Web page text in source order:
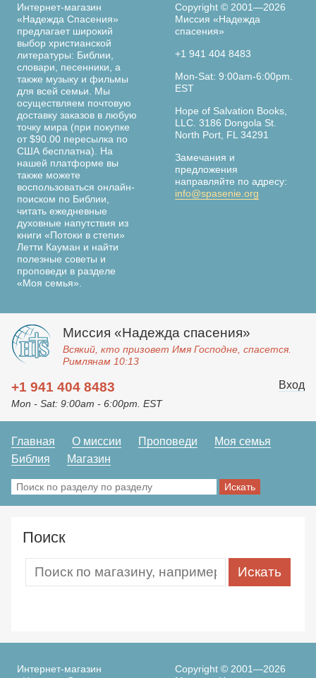
Интернет-магазин
«Надежда Спасения»
предлагает широкий
выбор христианской
литературы: Библии,
словари, песенники, а
также музыку и фильмы
для всей семьи. Мы
осуществляем почтовую
доставку заказов в любую
точку мира (при покупке
от $90.00 пересылка по
США бесплатна). На
нашей платформе вы
также можете
воспользоваться онлайн-
поиском по Библии,
читать ежедневные
духовные напутствия из
книги «Потоки в степи»
Летти Кауман и найти
полезные советы и
проповеди в разделе
«Моя семья».
Copyright © 2001—2026
Миссия «Надежда
спасения»
+1 941 404 8483
Mon-Sat: 9:00am-6:00pm.
EST
Hope of Salvation Books,
LLC. 3186 Dongola St.
North Port, FL 34291
Замечания и
предложения
направляйте по адресу:
info@spasenie.org
Миссия «Надежда спасения»
Всякий, кто призовет Имя Господне, спасется.
Римлянам 10:13
+1 941 404 8483
Mon - Sat: 9:00am - 6:00pm. EST
Вход
Главная О миссии Проповеди
Моя семья
Библия
Магазин
Поиск
Интернет-магазин
Copyright © 2001—2026